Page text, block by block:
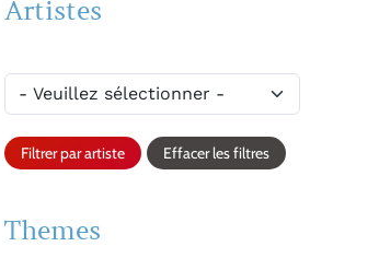
Artistes
Filtrer par artiste Effacer les filtres
Themes